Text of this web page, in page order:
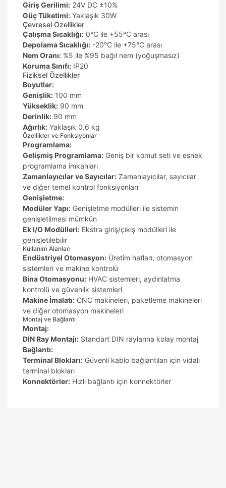
Giriş Gerilimi: 24V DC ±10%
Güç Tüketimi: Yaklaşık 30W
Çevresel Özellikler
Çalışma Sıcaklığı: 0°C ile +55°C arası
Depolama Sıcaklığı: -20°C ile +75°C arası
Nem Oranı: %5 ile %95 bağıl nem (yoğuşmasız)
Koruma Sınıfı: IP20
Fiziksel Özellikler
Boyutlar:
Genişlik: 100 mm
Yükseklik: 90 mm
Derinlik: 90 mm
Ağırlık: Yaklaşık 0.6 kg
Özellikler ve Fonksiyonlar
Programlama:
Gelişmiş Programlama: Geniş bir komut seti ve esnek
programlama imkanları
Zamanlayıcılar ve Sayıcılar: Zamanlayıcılar, sayıcılar
ve diğer temel kontrol fonksiyonları
Genişletme:
Modüler Yapı: Genişletme modülleri ile sistemin
genişletilmesi mümkün
Ek I/O Modülleri: Ekstra giriş/çıkış modülleri ile
genişletilebilir
Kullanım Alanları
Endüstriyel Otomasyon: Üretim hatları, otomasyon
sistemleri ve makine kontrolü
Bina Otomasyonu: HVAC sistemleri, aydınlatma
kontrolü ve güvenlik sistemleri
Makine İmalatı: CNC makineleri, paketleme makineleri
ve diğer otomasyon makineleri
Montaj ve Bağlantı
Montaj:
DIN Ray Montajı: Standart DIN raylarına kolay montaj
Bağlantı:
Terminal Blokları: Güvenli kablo bağlantıları için vidalı
terminal blokları
Konnektörler: Hızlı bağlantı için konnektörler